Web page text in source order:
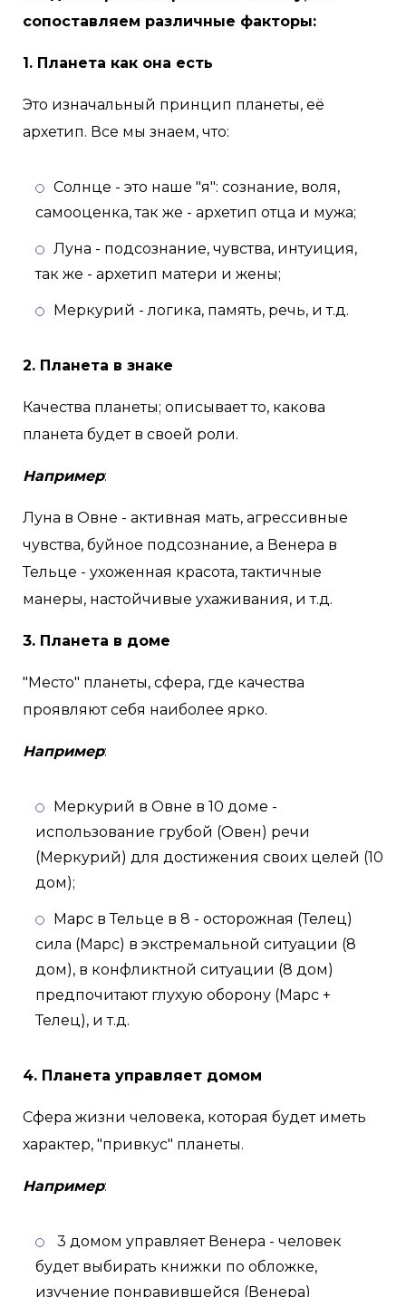
сопоставляем различные факторы:
1. Планета как она есть
Это изначальный принцип планеты, её
архетип. Все мы знаем, что:
Солнце - это наше "я": сознание, воля,
самооценка, так же - архетип отца и мужа;
Луна - подсознание, чувства, интуиция,
так же - архетип матери и жены;
Меркурий - логика, память, речь, и т.д.
2. Планета в знаке
Качества планеты; описывает то, какова
планета будет в своей роли.
Например:
Луна в Овне - активная мать, агрессивные
чувства, буйное подсознание, а Венера в
Тельце - ухоженная красота, тактичные
манеры, настойчивые ухаживания, и т.д.
3. Планета в доме
"Место" планеты, сфера, где качества
проявляют себя наиболее ярко.
Например:
Меркурий в Овне в 10 доме -
использование грубой (Овен) речи
(Меркурий) для достижения своих целей (10
дом);
Марс в Тельце в 8 - осторожная (Телец)
сила (Марс) в экстремальной ситуации (8
дом), в конфликтной ситуации (8 дом)
предпочитают глухую оборону (Марс +
Телец), и т.д.
4. Планета управляет домом
Сфера жизни человека, которая будет иметь
характер, "привкус" планеты.
Например:
3 домом управляет Венера - человек
будет выбирать книжки по обложке,
изучение понравившейся (Венера)